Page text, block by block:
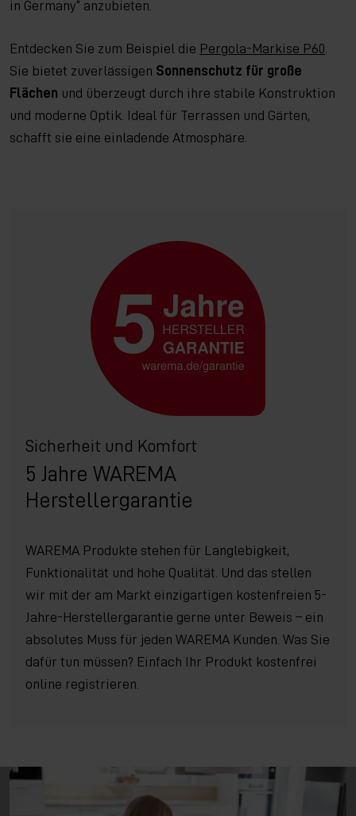
in Germany“ anzubieten.
Entdecken Sie zum Beispiel die Pergola-Markise P60
Sie bietet zuverlässigen Sonnenschutz für große
Flächen und überzeugt durch ihre stabile Konstruktion
und moderne Optik. Ideal für Terrassen und Gärten,
schafft sie eine einladende Atmosphäre.
Sicherheit und Komfort
5 Jahre WAREMA
Herstellergarantie
WAREMA Produkte stehen für Langlebigkeit,
Funktionalität und hohe Qualität. Und das stellen
wir mit der am Markt einzigartigen kostenfreien 5-
Jahre-Herstellergarantie gerne unter Beweis – ein
absolutes Muss für jeden WAREMA Kunden. Was Sie
dafür tun müssen? Einfach Ihr Produkt kostenfrei
online registrieren.